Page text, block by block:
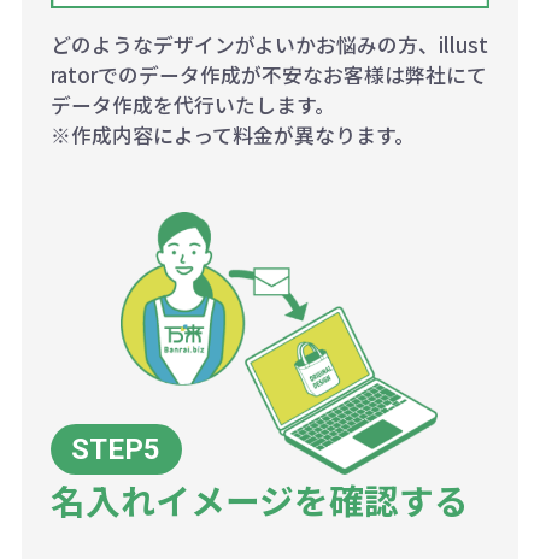
どのようなデザインがよいかお悩みの方、illust
ratorでのデータ作成が不安なお客様は弊社にて
データ作成を代行いたします。
※作成内容によって料金が異なります。
名入れイメージを確認する